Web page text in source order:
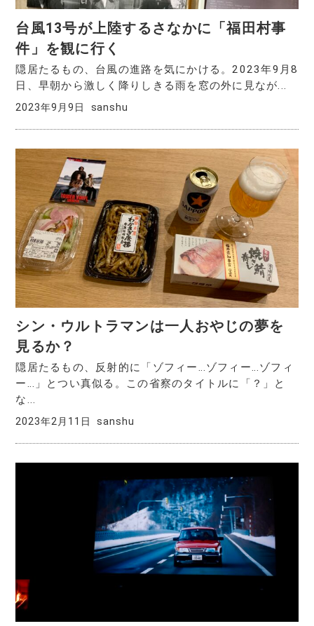
台風13号が上陸するさなかに「福田村事
件」を観に行く
隠居たるもの、台風の進路を気にかける。2023年9月8
日、早朝から激しく降りしきる雨を窓の外に見なが...
2023年9月9日 sanshu
シン・ウルトラマンは一人おやじの夢を
見るか？
隠居たるもの、反射的に「ゾフィー…ゾフィー…ゾフィ
ー…」とつい真似る。この省察のタイトルに「？」と
な...
2023年2月11日 sanshu